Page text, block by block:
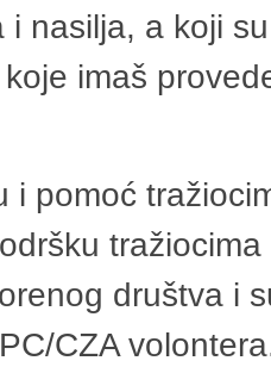
i nasilja, a koji
imaš
i pomoć
društva i
CZA